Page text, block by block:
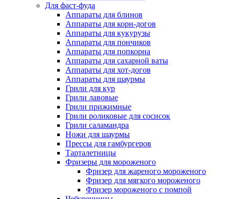
Для фаст-фуда
Аппараты для блинов
Аппараты для корн-догов
Аппараты для кукурузы
Аппараты для пончиков
Аппараты для попкорна
Аппараты для сахарной ваты
Аппараты для хот-догов
Аппараты для шаурмы
Грили для кур
Грили лавовые
Грили прижимные
Грили роликовые для сосисок
Грили саламандра
Ножи для шаурмы
Прессы для гамбургеров
Тарталетницы
Фризеры для мороженого
Фризер для жареного мороженого
Фризер для мягкого мороженого
Фризер мороженого с помпой